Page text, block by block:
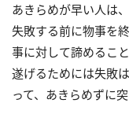
あきらめが早い人は
失敗する前に物事を
事に対して諦めるこ
遂げるためには失敗
って、あきらめずに